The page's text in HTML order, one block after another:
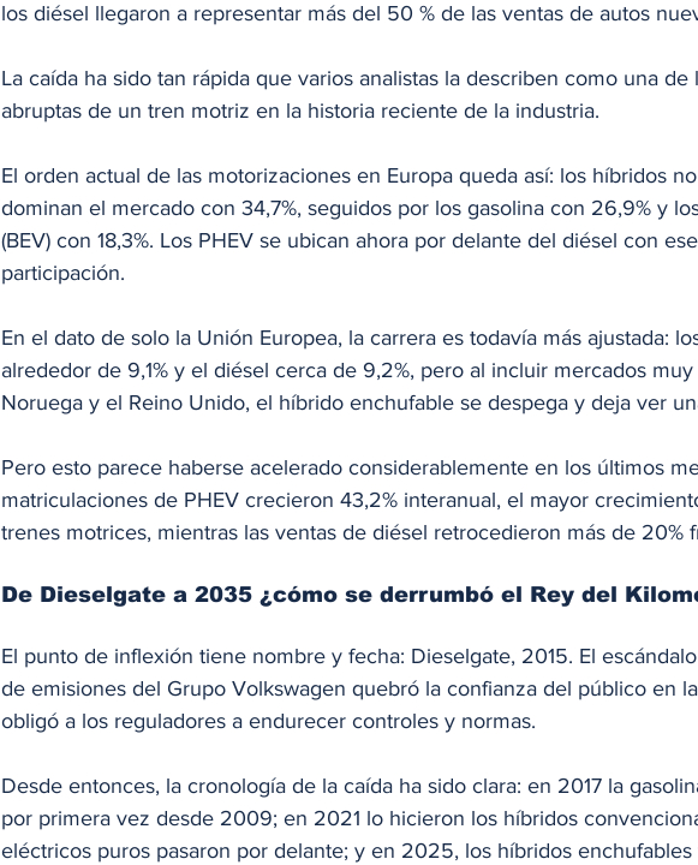
los diésel llegaron a representar más del 50 % de las ventas de autos
La caída ha sido tan rápida que varios analistas la describen como una de
abruptas de un tren motriz en la historia reciente de la industria.
El orden actual de las motorizaciones en Europa queda así: los híbridos
dominan el mercado con 34,7%, seguidos por los gasolina con 26,9% y
(BEV) con 18,3%. Los PHEV se ubican ahora por delante del diésel con
participación.
En el dato de solo la Unión Europea, la carrera es todavía más ajustada:
alrededor de 9,1% y el diésel cerca de 9,2%, pero al incluir mercados
Noruega y el Reino Unido, el híbrido enchufable se despega y deja ver
Pero esto parece haberse acelerado considerablemente en los últimos
matriculaciones de PHEV crecieron 43,2% interanual, el mayor
trenes motrices, mientras las ventas de diésel retrocedieron más de 20%
De Dieselgate a 2035 ¿cómo se derrumbó el Rey del
El punto de inflexión tiene nombre y fecha: Dieselgate, 2015. El
de emisiones del Grupo Volkswagen quebró la confianza del público en
obligó a los reguladores a endurecer controles y normas.
Desde entonces, la cronología de la caída ha sido clara: en 2017 la
por primera vez desde 2009; en 2021 lo hicieron los híbridos
eléctricos puros pasaron por delante; y en 2025, los híbridos